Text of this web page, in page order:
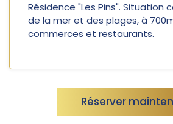
Résidence "Les Pins". Situation
de la mer et des plages, à
commerces et restaurants.
Réserver